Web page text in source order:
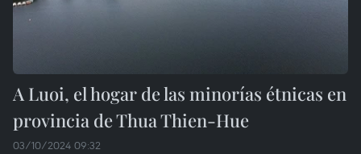
A Luoi, el hogar de las minorías étnicas en
provincia de Thua Thien-Hue
03/10/2024 09:32